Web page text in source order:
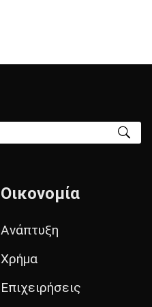
Οικονομία
Ανάπτυξη
Χρήμα
Επιχειρήσεις